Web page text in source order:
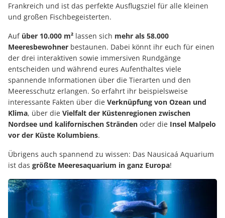
Frankreich und ist das perfekte Ausflugsziel für alle kleinen
und großen Fischbegeisterten.
Auf über 10.000 m² lassen sich mehr als 58.000
Meeresbewohner bestaunen. Dabei könnt ihr euch für einen
der drei interaktiven sowie immersiven Rundgänge
entscheiden und während eures Aufenthaltes viele
spannende Informationen über die Tierarten und den
Meeresschutz erlangen. So erfahrt ihr beispielsweise
interessante Fakten über die Verknüpfung von Ozean und
Klima, über die Vielfalt der Küstenregionen zwischen
Nordsee und kalifornischen Stränden oder die Insel Malpelo
vor der Küste Kolumbiens.
Übrigens auch spannend zu wissen: Das Nausicaá Aquarium
ist das größte Meeresaquarium in ganz Europa!